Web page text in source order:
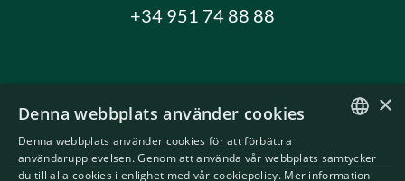
+34 951 74 88 88
ENGLISH
×
Denna webbplats använder cookies
Denna webbplats använder cookies för att förbättra
användarupplevelsen. Genom att använda vår webbplats samtycker
du till alla cookies i enlighet med vår cookiepolicy. Mer information